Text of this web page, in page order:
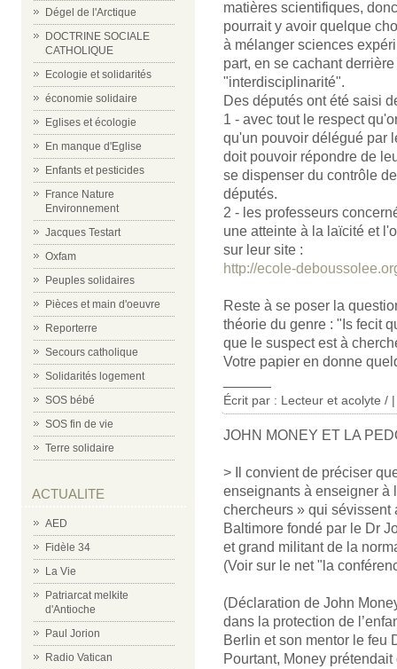
Dégel de l'Arctique
DOCTRINE SOCIALE
CATHOLIQUE
Ecologie et solidarités
économie solidaire
Eglises et écologie
En manque d'Eglise
Enfants et pesticides
France Nature
Environnement
Jacques Testart
Oxfam
Peuples solidaires
Pièces et main d'oeuvre
Reporterre
Secours catholique
Solidarités logement
SOS bébé
SOS fin de vie
Terre solidaire
ACTUALITE
AED
Fidèle 34
La Vie
Patriarcat melkite
d'Antioche
Paul Jorion
Radio Vatican
matières scientifiques,
pourrait y avoir quelque
à mélanger sciences
part, en se cachant
"interdisciplinarité".
Des députés ont été saisi
1 - avec tout le respect
qu'un pouvoir délégué par
doit pouvoir répondre de
se dispenser du contrôle
députés.
2 - les professeurs
une atteinte à la laïcité et
sur leur site :
http://ecole-
Reste à se poser la
théorie du genre : "Is fecit
que le suspect est à
Votre papier en donne
Écrit par : Lecteur et acolyte /
JOHN MONEY ET LA
> Il convient de préciser
enseignants à enseigner à
chercheurs » qui sévissent
Baltimore fondé par le Dr
et grand militant de la
(Voir sur le net "la
(Déclaration de John
dans la protection de
Berlin et son mentor le feu
Pourtant, Money